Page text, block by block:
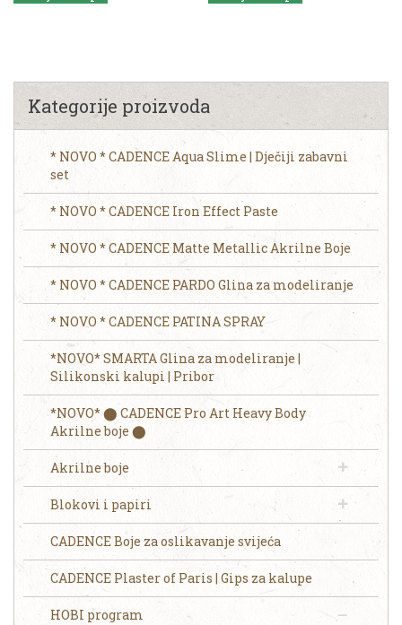
Kategorije proizvoda
* NOVO * CADENCE Aqua Slime | Dječiji zabavni
set
* NOVO * CADENCE Iron Effect Paste
* NOVO * CADENCE Matte Metallic Akrilne Boje
* NOVO * CADENCE PARDO Glina za modeliranje
* NOVO * CADENCE PATINA SPRAY
*NOVO* SMARTA Glina za modeliranje |
Silikonski kalupi | Pribor
*NOVO* ⬤ CADENCE Pro Art Heavy Body
Akrilne boje ⬤
Akrilne boje
Blokovi i papiri
CADENCE Boje za oslikavanje svijeća
CADENCE Plaster of Paris | Gips za kalupe
HOBI program